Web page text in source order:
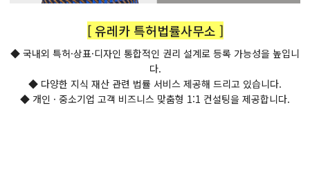
[ 유레카 특허법률사무소 ]
◆ 국내외 특허·상표·디자인 통합적인 권리 설계로 등록 가능성을 높입니
다.
◆ 다양한 지식 재산 관련 법률 서비스 제공해 드리고 있습니다.
◆ 개인 · 중소기업 고객 비즈니스 맞춤형 1:1 컨설팅을 제공합니다.